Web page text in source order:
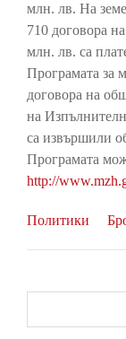
млн. лв. На
710 договора
млн. лв. са
Програмата за
договора на
на
са извършили
Програмата
http://
Политики